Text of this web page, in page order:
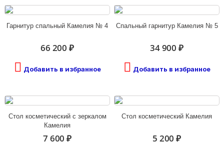
Гарнитур спальный Камелия № 4
66 200 ₽
Добавить в избранное
Спальный гарнитур Камелия № 5
34 900 ₽
Добавить в избранное
Стол косметический с зеркалом
Камелия
7 600 ₽
Стол косметический Камелия
5 200 ₽